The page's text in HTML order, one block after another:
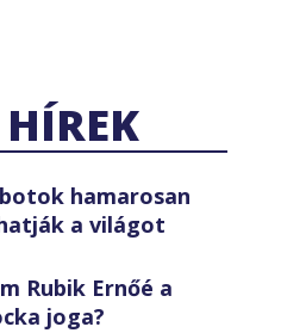
hamarosan
a világot
Rubik Ernőé a
joga?